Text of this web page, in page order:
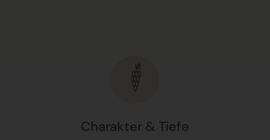
Charakter & Tiefe